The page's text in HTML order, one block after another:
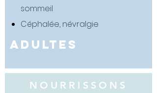
sommeil
Céphalée, névralgie
ADULTES
NOURRISSONS